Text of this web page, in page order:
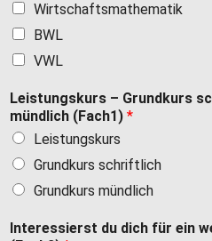
Wirtschaftsmathematik
BWL
VWL
Leistungskurs – Grundkurs
mündlich (Fach1) *
Leistungskurs
Grundkurs schriftlich
Grundkurs mündlich
Interessierst du dich für ein